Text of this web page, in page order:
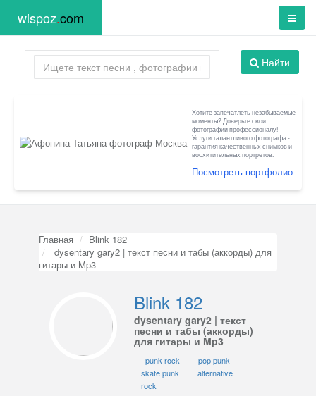
wispoz.com
Найти
Хотите запечатлеть незабываемые
моменты? Доверьте свои
фотографии профессионалу!
Услуги талантливого фотографа -
гарантия качественных снимков и
восхитительных портретов.
Посмотреть портфолио
Главная
Blink 182
dysentary gary2 | текст песни и табы (аккорды) для
гитары и Mp3
Blink 182
dysentary gary2 | текст
песни и табы (аккорды)
для гитары и Mp3
punk rock
pop punk
skate punk
alternative
rock